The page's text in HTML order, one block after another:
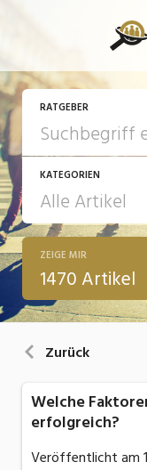
RATGEBER
KATEGORIEN
13 Fragen -
Arbeit
ZEIGE MIR
1470 Artikel
Zurück
Welche
erfolgreich?
Veröffentlicht am